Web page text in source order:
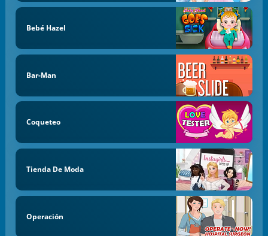
Bebé Hazel
Bar-Man
Coqueteo
Tienda De Moda
Operación